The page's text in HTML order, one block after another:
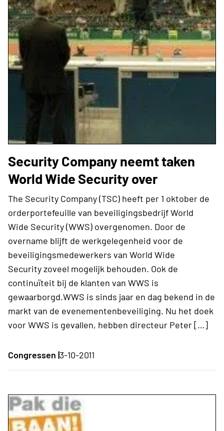
Security Company neemt taken
World Wide Security over
The Security Company (TSC) heeft per 1 oktober de
orderportefeuille van beveiligingsbedrijf World
Wide Security (WWS) overgenomen. Door de
overname blijft de werkgelegenheid voor de
beveiligingsmedewerkers van World Wide
Security zoveel mogelijk behouden. Ook de
continuïteit bij de klanten van WWS is
gewaarborgd.WWS is sinds jaar en dag bekend in de
markt van de evenementenbeveiliging. Nu het doek
voor WWS is gevallen, hebben directeur Peter […]
Congressen |3-10-2011